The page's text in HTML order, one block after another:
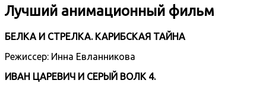
Лучший анимационный фильм
БЕЛКА И СТРЕЛКА. КАРИБСКАЯ ТАЙНА
Режиссер: Инна Евланникова
ИВАН ЦАРЕВИЧ И СЕРЫЙ ВОЛК 4.